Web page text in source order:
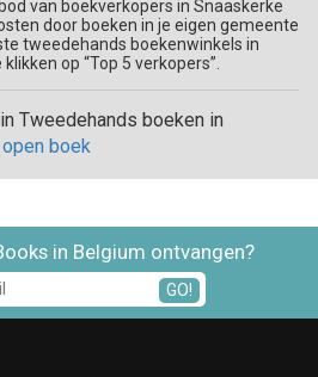
van boekverkopers in Snaaskerke
door boeken in je eigen gemeente
tweedehands boekenwinkels in
op “Top 5 verkopers”.
Tweedehands boeken in
open boek
in Belgium ontvangen?
GO!